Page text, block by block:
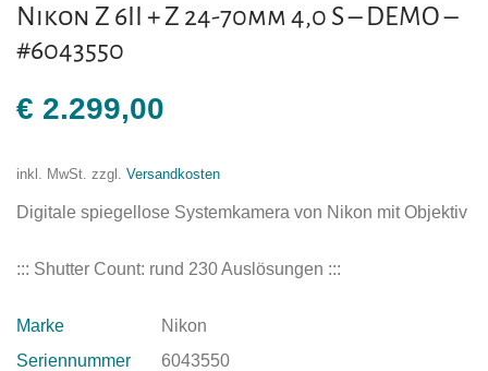
Nikon Z 6II + Z 24-70mm 4,0 S – DEMO –
#6043550
€ 2.299,00
inkl. MwSt. zzgl. Versandkosten
Digitale spiegellose Systemkamera von Nikon mit Objektiv
::: Shutter Count: rund 230 Auslösungen :::
Marke
Nikon
Seriennummer
6043550